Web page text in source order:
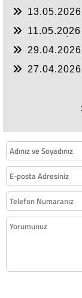
13.05.2026
11.05.2026
29.04.2026
27.04.2026